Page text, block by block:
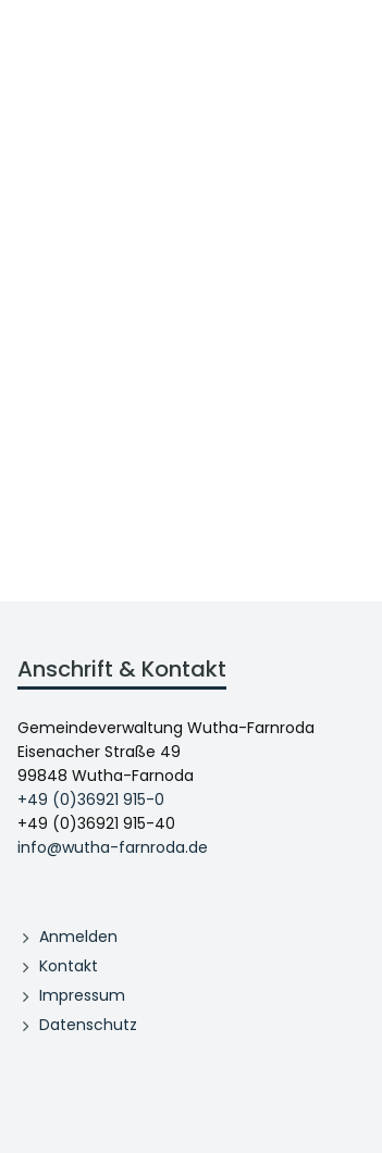
Anschrift & Kontakt
Gemeindeverwaltung Wutha-Farnroda
Eisenacher Straße 49
99848 Wutha-Farnoda
+49 (0)36921 915-0
+49 (0)36921 915-40
info@wutha-farnroda.de
Anmelden
Kontakt
Impressum
Datenschutz